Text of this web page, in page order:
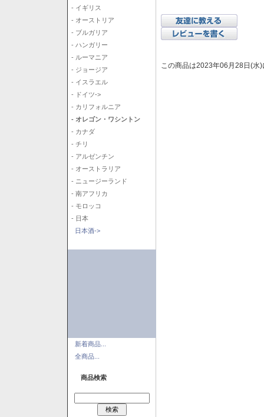
- イギリス
- オーストリア
- ブルガリア
- ハンガリー
- ルーマニア
- ジョージア
- イスラエル
- ドイツ->
- カリフォルニア
- オレゴン・ワシントン
- カナダ
- チリ
- アルゼンチン
- オーストラリア
- ニュージーランド
- 南アフリカ
- モロッコ
- 日本
日本酒->
新着商品...
全商品...
商品検索
この商品は2023年06月28日(水